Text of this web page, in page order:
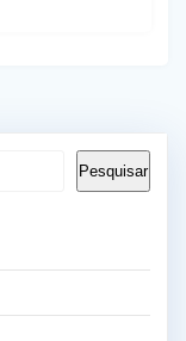
Pesquisar